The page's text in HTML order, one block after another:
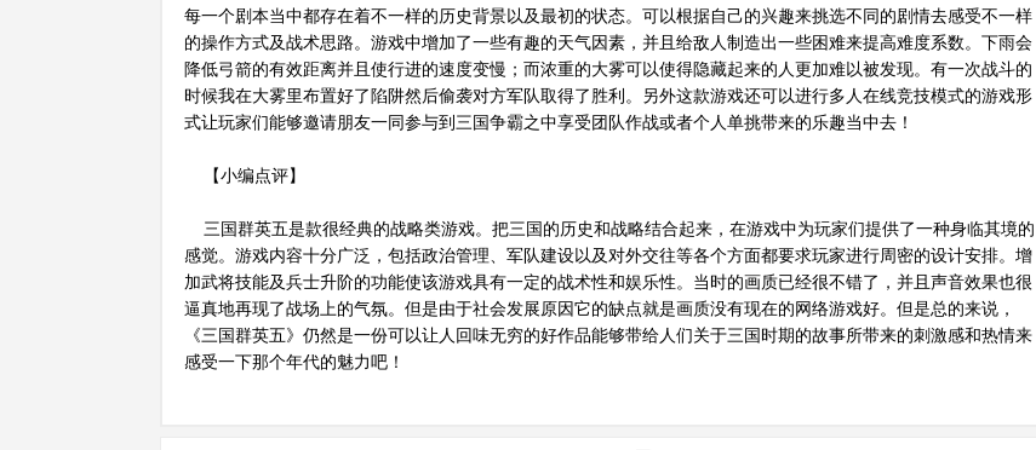
每一个剧本当中都存在着不一样的历史背景以及最初的状态。可以根据自己的兴趣来挑选不同的剧情去感受不一样
的操作方式及战术思路。游戏中增加了一些有趣的天气因素，并且给敌人制造出一些困难来提高难度系数。下雨会
降低弓箭的有效距离并且使行进的速度变慢；而浓重的大雾可以使得隐藏起来的人更加难以被发现。有一次战斗的
时候我在大雾里布置好了陷阱然后偷袭对方军队取得了胜利。另外这款游戏还可以进行多人在线竞技模式的游戏形
式让玩家们能够邀请朋友一同参与到三国争霸之中享受团队作战或者个人单挑带来的乐趣当中去！
【小编点评】
三国群英五是款很经典的战略类游戏。把三国的历史和战略结合起来，在游戏中为玩家们提供了一种身临其境的
感觉。游戏内容十分广泛，包括政治管理、军队建设以及对外交往等各个方面都要求玩家进行周密的设计安排。增
加武将技能及兵士升阶的功能使该游戏具有一定的战术性和娱乐性。当时的画质已经很不错了，并且声音效果也很
逼真地再现了战场上的气氛。但是由于社会发展原因它的缺点就是画质没有现在的网络游戏好。但是总的来说，
《三国群英五》仍然是一份可以让人回味无穷的好作品能够带给人们关于三国时期的故事所带来的刺激感和热情来
感受一下那个年代的魅力吧！